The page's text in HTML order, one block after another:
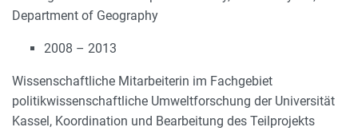
Department of Geography
2008 – 2013
Wissenschaftliche Mitarbeiterin im Fachgebiet
politikwissenschaftliche Umweltforschung der Universität
Kassel, Koordination und Bearbeitung des Teilprojekts